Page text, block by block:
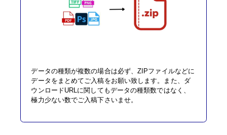
データの種類が複数の場合は必ず、ZIPファイルなどに
データをまとめてご入稿をお願い致します。また、ダ
ウンロードURLに関してもデータの種類数ではなく、
極力少ない数でご入稿下さいませ。